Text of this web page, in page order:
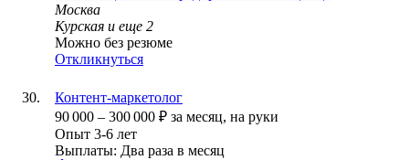
Москва
Курская и еще 2
Можно без резюме
Откликнуться
Контент-маркетолог
90 000 – 300 000 ₽ за месяц, на руки
Опыт 3-6 лет
Выплаты: Два раза в месяц